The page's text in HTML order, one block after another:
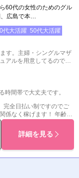
60代の女性のためのグル
広島で本…
代大活躍 50代大活躍
す。主婦・シングルマザ
アルを用意してるので未
時間帯で大丈夫です。
全日払い制ですのでご
) 6時間待機×3本
詳細を見る